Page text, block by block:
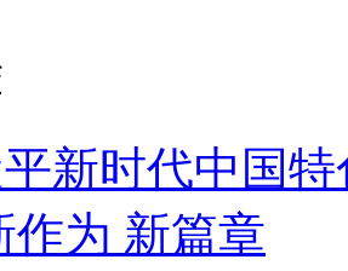
新时代中国
作为 新篇章